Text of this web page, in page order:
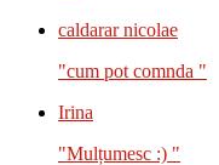
caldarar nicolae
"cum pot comnda "
Irina
"Mulțumesc :) "